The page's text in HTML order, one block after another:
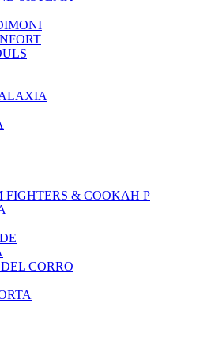
FIGHTERS & COOKAH P
CORRO